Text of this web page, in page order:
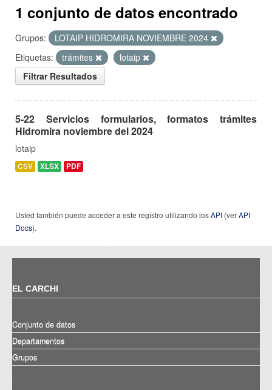
1 conjunto de datos encontrado
Grupos:
LOTAIP HIDROMIRA NOVIEMBRE 2024
Etiquetas:
trámites
lotaip
Filtrar Resultados
5-22 Servicios formularios, formatos trámites
Hidromira noviembre del 2024
lotaip
CSV XLSX PDF
Usted también puede acceder a este registro utilizando losAPI (verAPI
Docs).
EL CARCHI
Conjunto de datos
Departamentos
Grupos